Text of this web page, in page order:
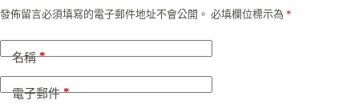
發佈留言必須填寫的電子郵件地址不會公開。 必填欄位標示為 *
名稱*
電子郵件*